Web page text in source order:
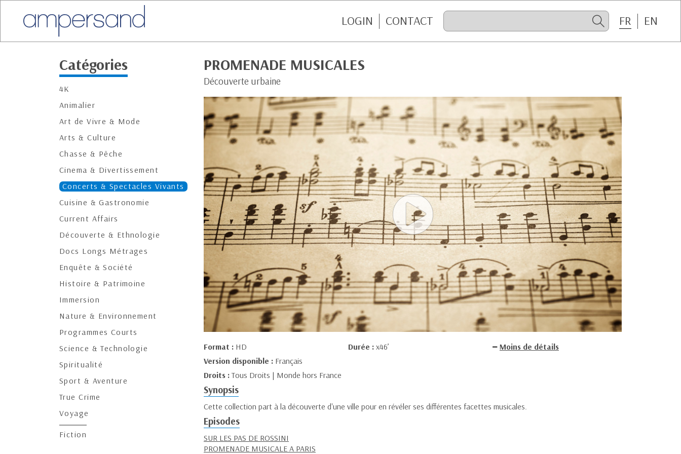
LOGIN CONTACT FR EN
Catégories
4K
Animalier
Art de Vivre & Mode
Arts & Culture
Chasse & Pêche
Cinema & Divertissement
Concerts & Spectacles Vivants
Cuisine & Gastronomie
Current Affairs
Découverte & Ethnologie
Docs Longs Métrages
Enquête & Société
Histoire & Patrimoine
Immersion
Nature & Environnement
Programmes Courts
Science & Technologie
Spiritualité
Sport & Aventure
True Crime
Voyage
Fiction
PROMENADE MUSICALES
Découverte urbaine
Format : HD Durée : x46’
Moins de détails
Version disponible : Français
Droits :Tous Droits | Monde hors France
Synopsis
Cette collection part à la découverte d'une ville pour en révéler ses différentes facettes musicales.
Episodes
SUR LES PAS DE ROSSINI
PROMENADE MUSICALE A PARIS